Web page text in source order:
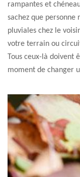
rampantes et
sachez que personne
pluviales chez le
votre terrain ou
Tous ceux-là
moment de changer